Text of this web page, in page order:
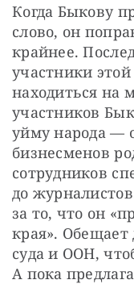
Когда Быкову
слово, он
крайнее.
участники
находиться на
участников
уйму народа —
бизнесменов
сотрудников
до
за то, что он
края». Обещает
суда и ООН,
А пока